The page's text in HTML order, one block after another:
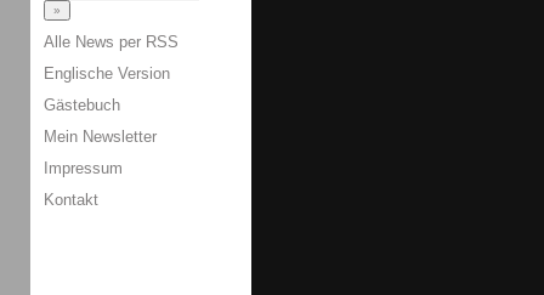
Alle News per RSS
Englische Version
Gästebuch
Mein Newsletter
Impressum
Kontakt